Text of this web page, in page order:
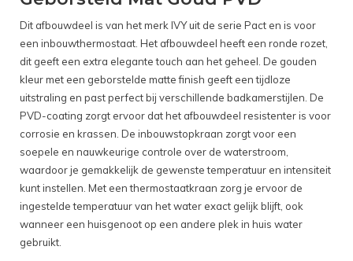
Dit afbouwdeel is van het merk IVY uit de serie Pact en is voor
een inbouwthermostaat. Het afbouwdeel heeft een ronde rozet,
dit geeft een extra elegante touch aan het geheel. De gouden
kleur met een geborstelde matte finish geeft een tijdloze
uitstraling en past perfect bij verschillende badkamerstijlen. De
PVD-coating zorgt ervoor dat het afbouwdeel resistenter is voor
corrosie en krassen. De inbouwstopkraan zorgt voor een
soepele en nauwkeurige controle over de waterstroom,
waardoor je gemakkelijk de gewenste temperatuur en intensiteit
kunt instellen. Met een thermostaatkraan zorg je ervoor de
ingestelde temperatuur van het water exact gelijk blijft, ook
wanneer een huisgenoot op een andere plek in huis water
gebruikt.